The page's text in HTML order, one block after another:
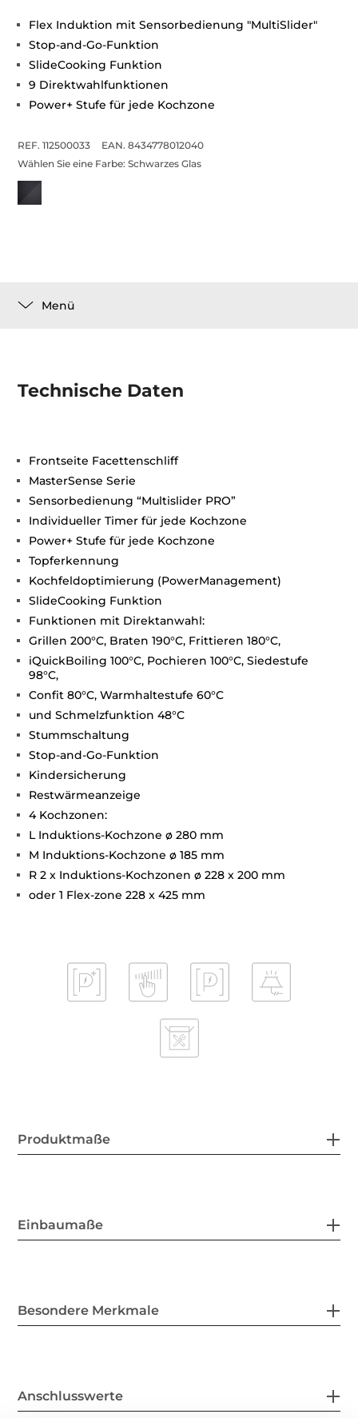
Flex Induktion mit Sensorbedienung "MultiSlider"
Stop-and-Go-Funktion
SlideCooking Funktion
9 Direktwahlfunktionen
Power+ Stufe für jede Kochzone
REF. 112500033
EAN. 8434778012040
Wählen Sie eine Farbe:Schwarzes Glas
Menü
Technische Daten
Frontseite Facettenschliff
MasterSense Serie
Sensorbedienung “Multislider PRO”
Individueller Timer für jede Kochzone
Power+ Stufe für jede Kochzone
Topferkennung
Kochfeldoptimierung (PowerManagement)
SlideCooking Funktion
Funktionen mit Direktanwahl:
Grillen 200°C, Braten 190°C, Frittieren 180°C,
iQuickBoiling 100°C, Pochieren 100°C, Siedestufe
98°C,
Confit 80°C, Warmhaltestufe 60°C
und Schmelzfunktion 48°C
Stummschaltung
Stop-and-Go-Funktion
Kindersicherung
Restwärmeanzeige
4 Kochzonen:
L Induktions-Kochzone ø 280 mm
M Induktions-Kochzone ø 185 mm
R 2 x Induktions-Kochzonen ø 228 x 200 mm
oder 1 Flex-zone 228 x 425 mm
Produktmaße
Einbaumaße
Besondere Merkmale
Anschlusswerte